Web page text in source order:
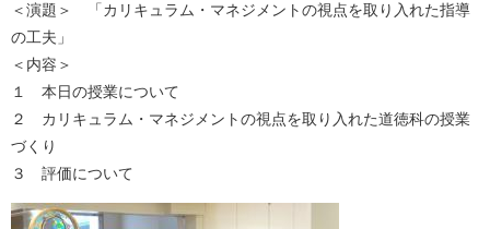
＜演題＞ 「カリキュラム・マネジメントの視点を取り入れた指導
の工夫」
＜内容＞
１ 本日の授業について
２ カリキュラム・マネジメントの視点を取り入れた道徳科の授業
づくり
３ 評価について